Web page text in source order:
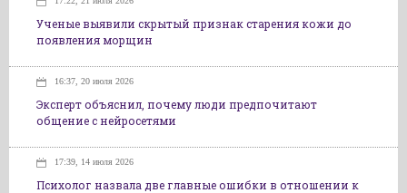
Ученые выявили скрытый признак старения кожи до
появления морщин
16:37, 20 июля 2026
Эксперт объяснил, почему люди предпочитают
общение с нейросетями
17:39, 14 июля 2026
Психолог назвала две главные ошибки в отношении к